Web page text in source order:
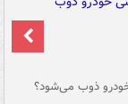
ذوب می‌شود؟